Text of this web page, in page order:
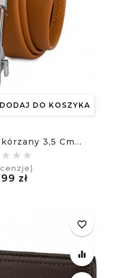
DODAJ DO KOSZYKA
3,5 Cm...
zł
favorite_border
equalizer